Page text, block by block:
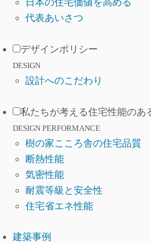
日本の住宅価値を高める
代表あいさつ
デザインポリシー
DESIGN
設計へのこだわり
私たちが考える住宅性能のあ
DESIGN PERFORMANCE
樹の家こころ舎の住宅品質
断熱性能
気密性能
耐震等級と安全性
住宅省エネ性能
建築事例